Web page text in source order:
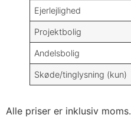
Ejerlejlighed
Projektbolig
Andelsbolig
Skøde/tinglysning (kun)
Alle priser er inklusiv moms.